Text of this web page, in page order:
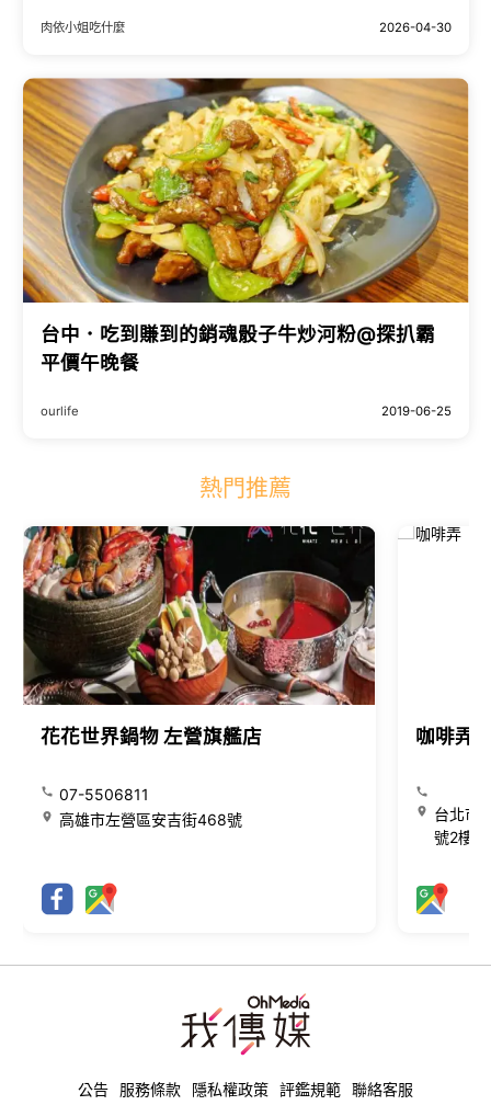
肉依小姐吃什麼 2026-04-30
台中．吃到賺到的銷魂骰子牛炒河粉@探扒霸
平價午晚餐
ourlife 2019-06-25
熱門推薦
花花世界鍋物 左營旗艦店
07-5506811
高雄市左營區安吉街468號
咖啡弄
台北市
號2樓
公告 服務條款 隱私權政策 評鑑規範 聯絡客服